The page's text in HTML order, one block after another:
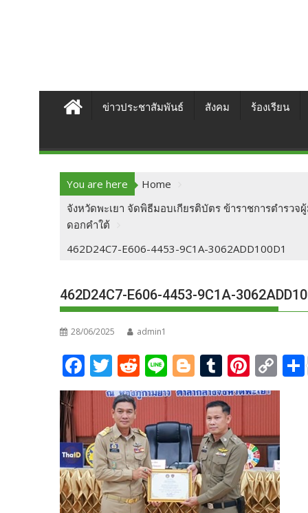
ข่าวประชาสัมพันธ์ สังคม ร้องเรียน
You are here
Home
จังหวัดพะเยา จัดพิธีมอบเกียรติบัตร ข้าราชการตำรว
ดอกคำใต้
462D24C7-E606-4453-9C1A-3062ADD100D1
462D24C7-E606-4453-9C1A-
28/06/2025 admin1
F
ac
b
o
o
k
T
w
itt
er
R
e
d
di
t
Li
n
Bl
o
g
g
er
T
u
m
bl
r
Pi
nt
e
st
C
o
y
Li
n
k